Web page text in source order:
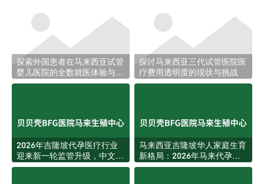
探索外国患者在马来西亚试管
婴儿医院的全数就医体验与服
务
探讨马来西亚三代试管医院医
疗费用透明度的现状与挑战
2026年吉隆坡代孕医疗行业
迎来新一轮监管升级，中文家
庭获客环境更加透明规范
马来西亚吉隆坡华人家庭生育
新格局：2026年马来代孕服
务迎来结构性升级